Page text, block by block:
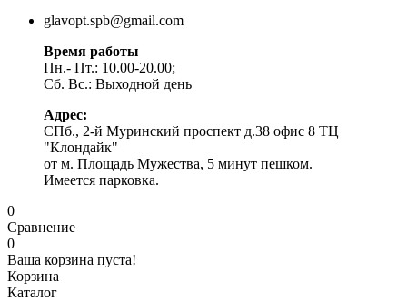
glavopt.spb@gmail.com
Время работы
Пн.- Пт.: 10.00-20.00;
Сб. Вс.: Выходной день
Адрес:
СПб., 2-й Муринский проспект д.38 офис 8 ТЦ
"Клондайк"
от м. Площадь Мужества, 5 минут пешком.
Имеется парковка.
0
Сравнение
0
Ваша корзина пуста!
Корзина
Каталог